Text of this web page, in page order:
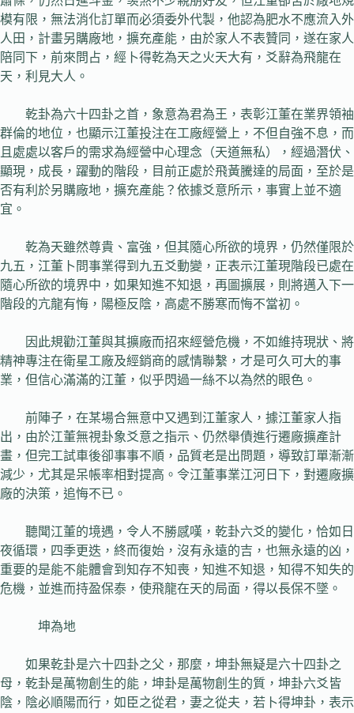
模有限，無法消化訂單而必須委外代製，他認為肥水不應流入外
人田，計畫另購廠地，擴充產能，由於家人不表贊同，遂在家人
陪同下，前來問占，經卜得乾為天之火天大有，爻辭為飛龍在
天，利見大人。
乾卦為六十四卦之首，象意為君為王，表彰江董在業界領袖
群倫的地位，也顯示江董投注在工廠經營上，不但自強不息，而
且處處以客戶的需求為經營中心理念（天道無私），經過潛伏、
顯現，成長，躍動的階段，目前正處於飛黃騰達的局面，至於是
否有利於另購廠地，擴充產能？依據爻意所示，事實上並不適
宜。
乾為天雖然尊貴、富強，但其隨心所欲的境界，仍然僅限於
九五，江董卜問事業得到九五爻動變，正表示江董現階段已處在
隨心所欲的境界中，如果知進不知退，再圖擴展，則將邁入下一
階段的亢龍有悔，陽極反陰，高處不勝寒而悔不當初。
因此規勸江董與其擴廠而招來經營危機，不如維持現狀、將
精神專注在衛星工廠及經銷商的感情聯繫，才是可久可大的事
業，但信心滿滿的江董，似乎閃過一絲不以為然的眼色。
前陣子，在某場合無意中又遇到江董家人，據江董家人指
出，由於江董無視卦象爻意之指示、仍然舉債進行遷廠擴產計
畫，但完工試車後卻事事不順，品質老是出問題，導致訂單漸漸
減少，尤其是呆帳率相對提高。令江董事業江河日下，對遷廠擴
廠的決策，追悔不已。
聽聞江董的境遇，令人不勝感嘆，乾卦六爻的變化，恰如日
夜循環，四季更迭，終而復始，沒有永遠的吉，也無永遠的凶，
重要的是能不能體會到知存不知喪，知進不知退，知得不知失的
危機，並進而持盈保泰，使飛龍在天的局面，得以長保不墜。
坤為地
如果乾卦是六十四卦之父，那麼，坤卦無疑是六十四卦之
母，乾卦是萬物創生的能，坤卦是萬物創生的質，坤卦六爻皆
陰，陰必順陽而行，如臣之從君，妻之從夫，若卜得坤卦，表示